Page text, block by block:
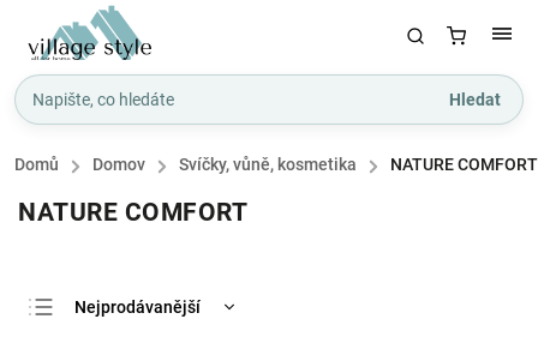
Hledat
Domů / Domov / Svíčky, vůně, kosmetika / NATURE COMFORT
NATURE COMFORT
Nejprodávanější